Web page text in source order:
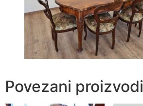
Povezani proizvodi